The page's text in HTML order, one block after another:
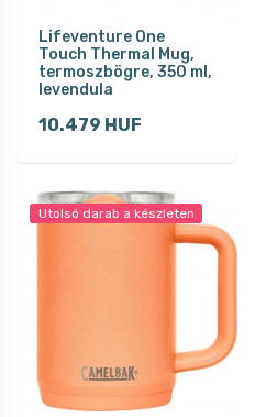
Lifeventure One
Touch Thermal Mug,
termoszbögre, 350 ml,
levendula
10.479 HUF
Utolsó darab a készleten